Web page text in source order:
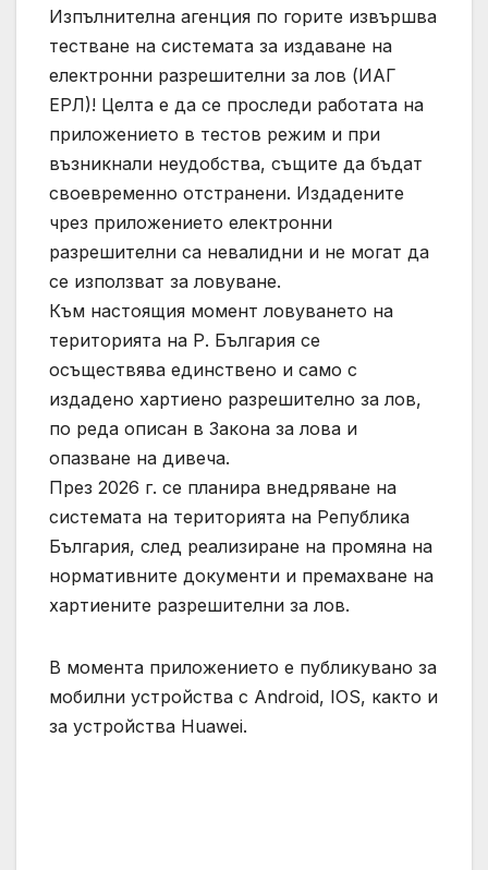
Изпълнителна агенция по горите извършва
тестване на системата за издаване на
електронни разрешителни за лов (ИАГ
ЕРЛ)! Целта е да се проследи работата на
приложението в тестов режим и при
възникнали неудобства, същите да бъдат
своевременно отстранени. Издадените
чрез приложението електронни
разрешителни са невалидни и не могат да
се използват за ловуване.
Към настоящия момент ловуването на
територията на Р. България се
осъществява единствено и само с
издадено хартиено разрешително за лов,
по реда описан в Закона за лова и
опазване на дивеча.
През 2026 г. се планира внедряване на
системата на територията на Република
България, след реализиране на промяна на
нормативните документи и премахване на
хартиените разрешителни за лов.
В момента приложението е публикувано за
мобилни устройства с Android, IOS, както и
за устройства Huawei.